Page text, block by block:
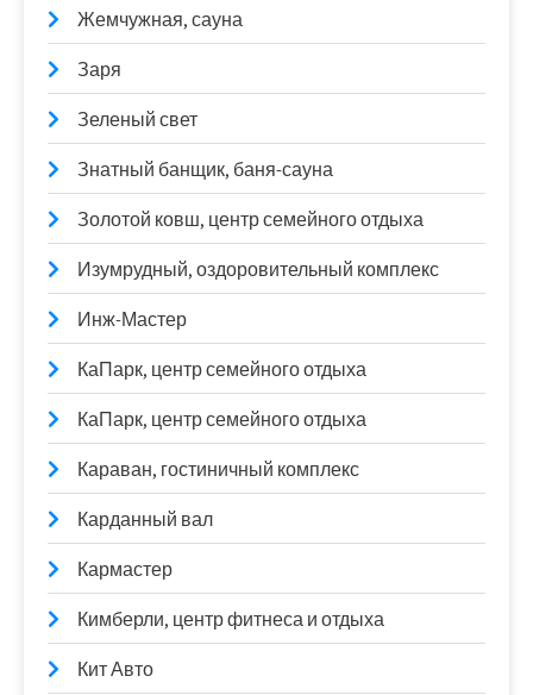
Жемчужная, сауна
Заря
Зеленый свет
Знатный банщик, баня-сауна
Золотой ковш, центр семейного отдыха
Изумрудный, оздоровительный комплекс
Инж-Мастер
КаПарк, центр семейного отдыха
КаПарк, центр семейного отдыха
Караван, гостиничный комплекс
Карданный вал
Кармастер
Кимберли, центр фитнеса и отдыха
Кит Авто